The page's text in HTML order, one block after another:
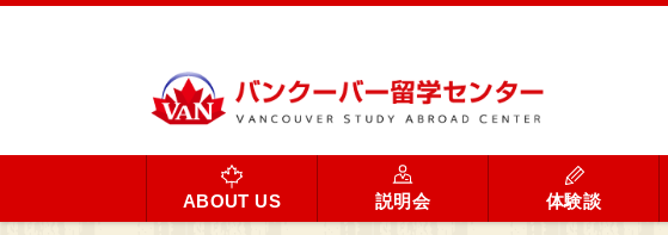
ABOUT US 説明会 体験談